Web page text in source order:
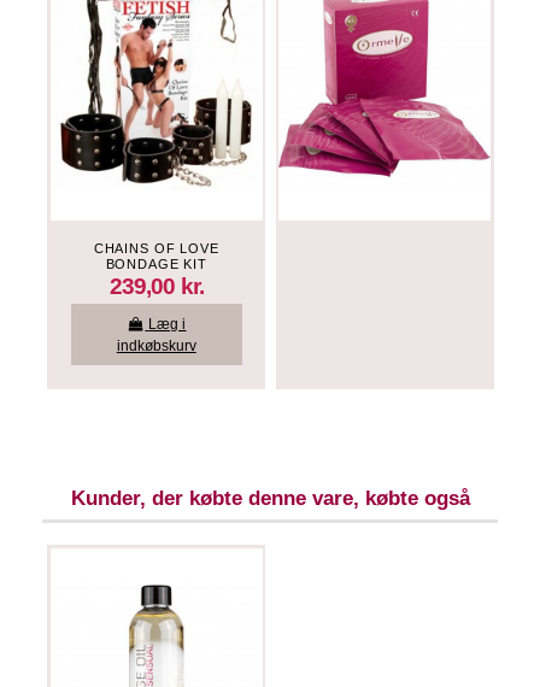
CHAINS OF LOVE
BONDAGE KIT
239,00 kr.
Læg i
indkøbskurv
Kunder, der købte denne vare, købte også